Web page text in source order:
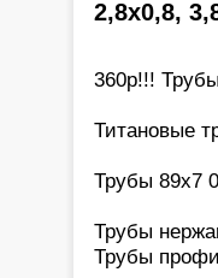
2,8х0,8,
360р!!!
Титановые
Трубы 89х7
Трубы
Трубы